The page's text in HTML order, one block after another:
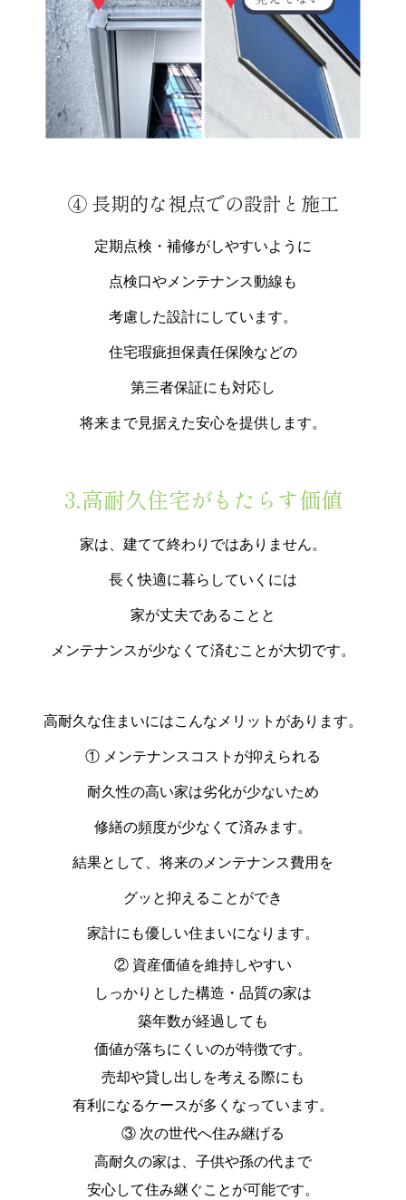
④ 長期的な視点での設計と施工
定期点検・補修がしやすいように
点検口やメンテナンス動線も
考慮した設計にしています。
住宅瑕疵担保責任保険などの
第三者保証にも対応し
将来まで見据えた安心を提供します。
3.高耐久住宅がもたらす価値
家は、建てて終わりではありません。
長く快適に暮らしていくには
家が丈夫であることと
メンテナンスが少なくて済むことが大切です。
高耐久な住まいにはこんなメリットがあります。
① メンテナンスコストが抑えられる
耐久性の高い家は劣化が少ないため
修繕の頻度が少なくて済みます。
結果として、将来のメンテナンス費用を
グッと抑えることができ
家計にも優しい住まいになります。
② 資産価値を維持しやすい
しっかりとした構造・品質の家は
築年数が経過しても
価値が落ちにくいのが特徴です。
売却や貸し出しを考える際にも
有利になるケースが多くなっています。
③ 次の世代へ住み継げる
高耐久の家は、子供や孫の代まで
安心して住み継ぐことが可能です。